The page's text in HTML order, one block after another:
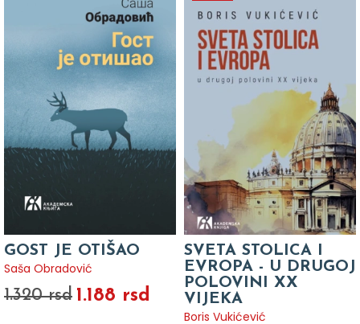
GOST JE OTIŠAO
Saša Obradović
1.320 rsd 1.188 rsd
SVETA STOLICA I
EVROPA - U DRUGOJ
POLOVINI XX
VIJEKA
Boris Vukićević